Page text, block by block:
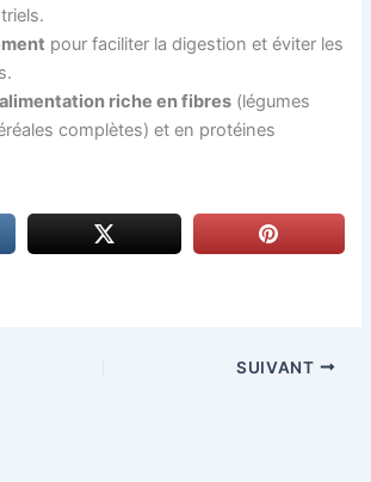
pour faciliter la digestion et éviter les
riche en fibres (légumes
complètes) et en protéines
SUIVANT